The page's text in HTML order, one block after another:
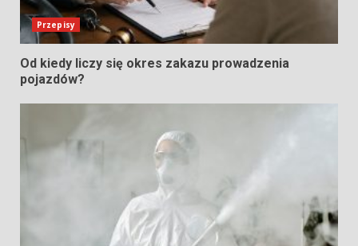
Przepisy
Od kiedy liczy się okres zakazu prowadzenia
pojazdów?